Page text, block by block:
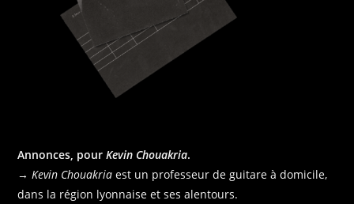
Annonces, pourKevin Chouakria.
→Kevin Chouakria est un professeur de guitare à domicile,
dans la région lyonnaise et ses alentours.